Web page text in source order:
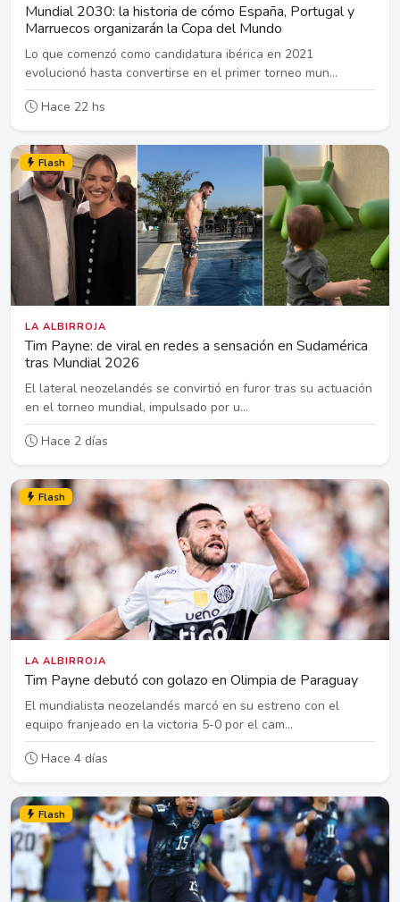
Mundial 2030: la historia de cómo España, Portugal y
Marruecos organizarán la Copa del Mundo
Lo que comenzó como candidatura ibérica en 2021
evolucionó hasta convertirse en el primer torneo mun...
Hace 22 hs
Flash
LA ALBIRROJA
Tim Payne: de viral en redes a sensación en Sudamérica
tras Mundial 2026
El lateral neozelandés se convirtió en furor tras su actuación
en el torneo mundial, impulsado por u...
Hace 2 días
Flash
LA ALBIRROJA
Tim Payne debutó con golazo en Olimpia de Paraguay
El mundialista neozelandés marcó en su estreno con el
equipo franjeado en la victoria 5-0 por el cam...
Hace 4 días
Flash